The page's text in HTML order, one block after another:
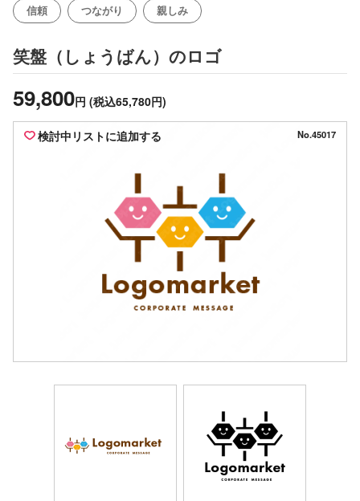
信頼 つながり 親しみ
笑盤（しょうばん） のロゴ
59,800円 (税込65,780円)
検討中リストに追加する No.45017